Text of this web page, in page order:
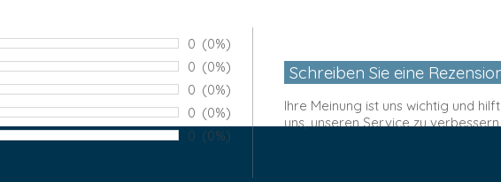
Anzahl von Bewertungen:
0 Prozentsatz der Bewertungen:
(0%)
Anzahl von Bewertungen:
0 Prozentsatz der Bewertungen:
(0%)
Anzahl von Bewertungen:
0 Prozentsatz der Bewertungen:
(0%)
Anzahl von Bewertungen:
0 Prozentsatz der Bewertungen:
(0%)
Anzahl von Bewertungen:
0 Prozentsatz der Bewertungen:
(0%)
Ihre Meinung ist uns wichtig und hilft
uns, unseren Service zu verbessern